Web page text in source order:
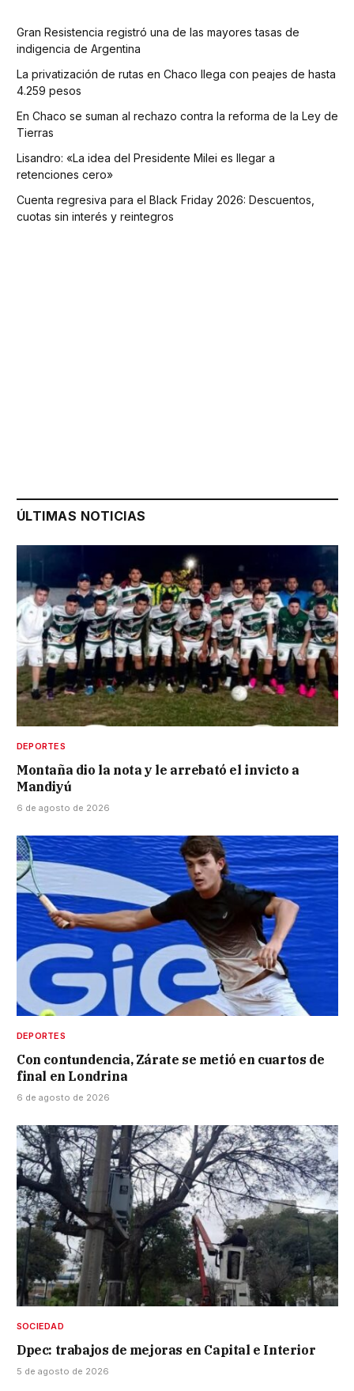
Gran Resistencia registró una de las mayores tasas de
indigencia de Argentina
La privatización de rutas en Chaco llega con peajes de hasta
4.259 pesos
En Chaco se suman al rechazo contra la reforma de la Ley de
Tierras
Lisandro: «La idea del Presidente Milei es llegar a
retenciones cero»
Cuenta regresiva para el Black Friday 2026: Descuentos,
cuotas sin interés y reintegros
ÚLTIMAS NOTICIAS
DEPORTES
Montaña dio la nota y le arrebató el invicto a
Mandiyú
6 de agosto de 2026
DEPORTES
Con contundencia, Zárate se metió en cuartos de
final en Londrina
6 de agosto de 2026
SOCIEDAD
Dpec: trabajos de mejoras en Capital e Interior
5 de agosto de 2026